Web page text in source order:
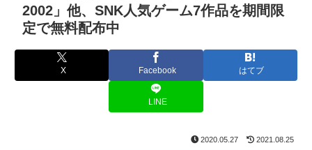
2002」他、SNK人気ゲーム7作品を期間限
定で無料配布中
X Facebook はてブ
LINE
2020.05.27 2021.08.25